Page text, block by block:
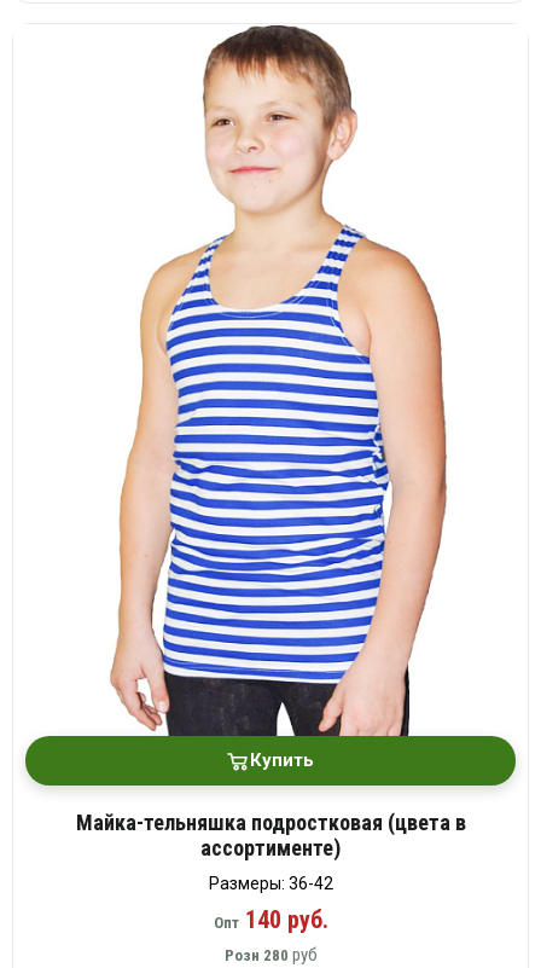
Купить
Майка-тельняшка подростковая (цвета в
ассортименте)
Размеры: 36-42
Опт140 руб.
Розн 280 руб